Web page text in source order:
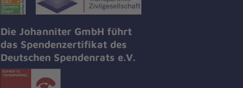
Die Johanniter GmbH führt
das Spendenzertifikat des
Deutschen Spendenrats e.V.